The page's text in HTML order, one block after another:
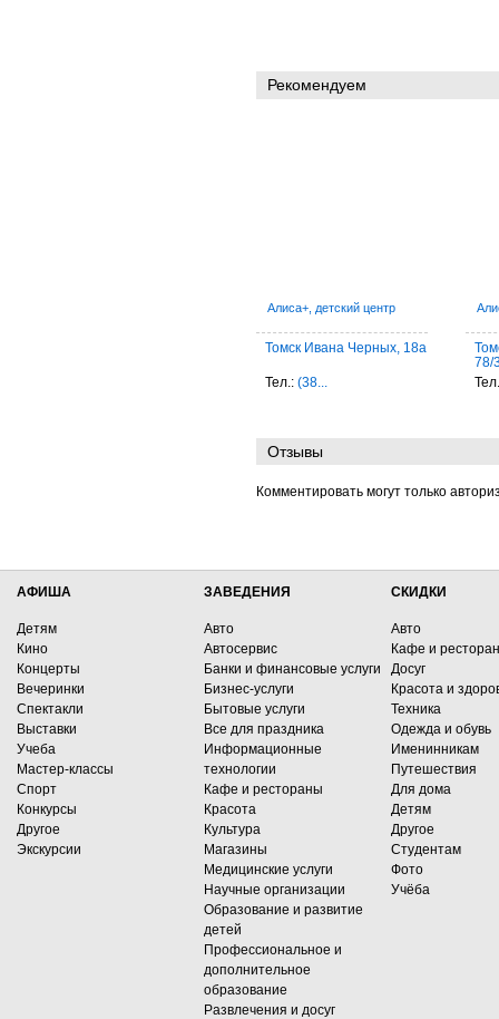
Рекомендуем
Алиса+, детский центр
Томск Ивана Черных, 18а
Тел.: (38...
78/
Отзывы
Комментировать могут только
АФИША
Детям
Кино
Концерты
Вечеринки
Спектакли
Выставки
Учеба
Мастер-классы
Спорт
Конкурсы
Другое
Экскурсии
ЗАВЕДЕНИЯ
Авто
Автосервис
Банки и финансовые услуги
Бизнес-услуги
Бытовые услуги
Все для праздника
Информационные
технологии
Кафе и рестораны
Красота
Культура
Магазины
Медицинские услуги
Научные организации
Образование и развитие
детей
Профессиональное и
дополнительное
образование
Развлечения и досуг
СКИДКИ
Авто
Кафе и
Досуг
Красота и
Техника
Одежда и обувь
Именинникам
Путешествия
Для дома
Детям
Другое
Студентам
Фото
Учёба